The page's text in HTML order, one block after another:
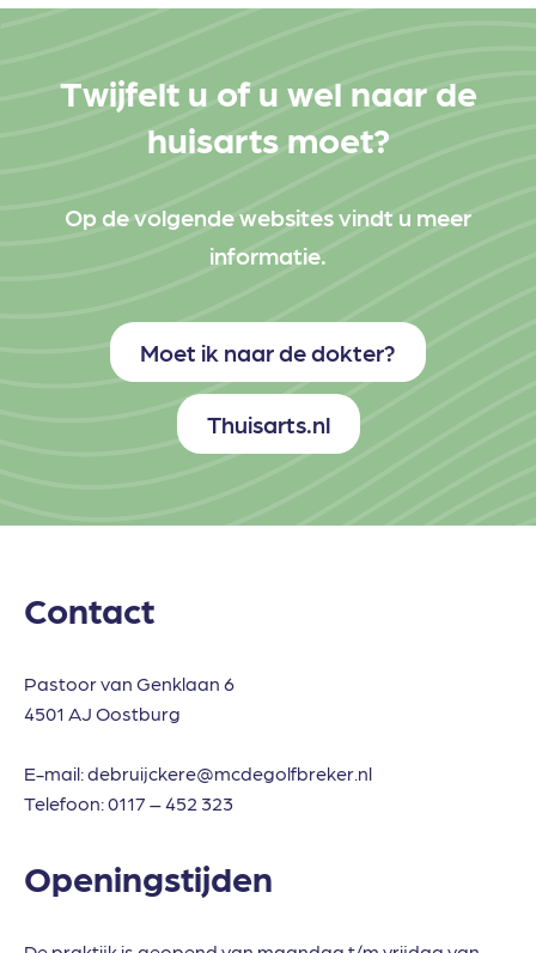
Twijfelt u of u wel naar de
huisarts moet?
Op de volgende websites vindt u meer
informatie.
Moet ik naar de dokter?
Thuisarts.nl
Contact
Pastoor van Genklaan 6
4501 AJ Oostburg
E-mail:debruijckere@mcdegolfbreker.nl
Telefoon:0117 – 452 323
Openingstijden